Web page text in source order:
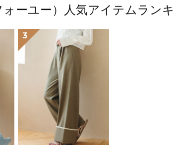
ォーユー）人気アイテムラン
3